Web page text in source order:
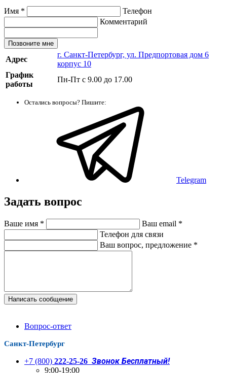
Имя *
Телефон
Комментарий
Позвоните мне
Адрес
г. Санкт-Петербург, ул. Предпортовая дом 6
корпус 10
График
работы
Пн-Пт с 9.00 до 17.00
Остались вопросы? Пишите:
Telegram
Задать вопрос
Ваше имя * Ваш email *
Телефон для связи
Ваш вопрос, предложение *
Написать сообщение
Вопрос-ответ
Санкт-Петербург
+7 (800) 222-25-26 Звонок Бесплатный!
9:00-19:00